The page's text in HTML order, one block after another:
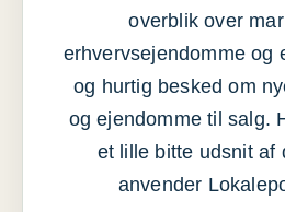
overblik over
erhvervsejendomme og
og hurtig besked om
og ejendomme til salg.
et lille bitte udsnit af
anvender